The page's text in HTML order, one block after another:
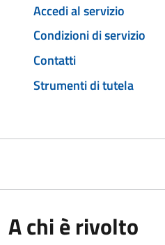
Accedi al servizio
Condizioni di servizio
Contatti
Strumenti di tutela
A chi è rivolto